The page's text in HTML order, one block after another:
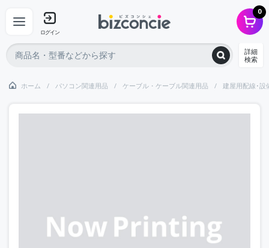
ログイン
0
詳細
検索
ホーム パソコン関連用品 ケーブル・ケーブル関連用品 建屋用配線･設